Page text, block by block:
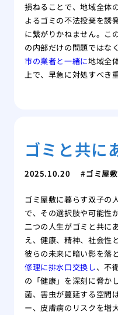
損ねることで、地域全体
よるゴミの不法投棄を誘
に繋がりかねません。こ
の内部だけの問題ではな
市の業者と一緒に地域全
上で、早急に対処すべき
ゴミと共に
2025.10.20 ゴミ屋敷
ゴミ屋敷に暮らす双子の
で、その選択肢や可能性
二つの人生がゴミと共に
え、健康、精神、社会性
彼らの未来に暗い影を落
修理に排水口交換し、不
の「健康」を深刻に脅か
菌、害虫が蔓延する空間
ー、皮膚病のリスクを増